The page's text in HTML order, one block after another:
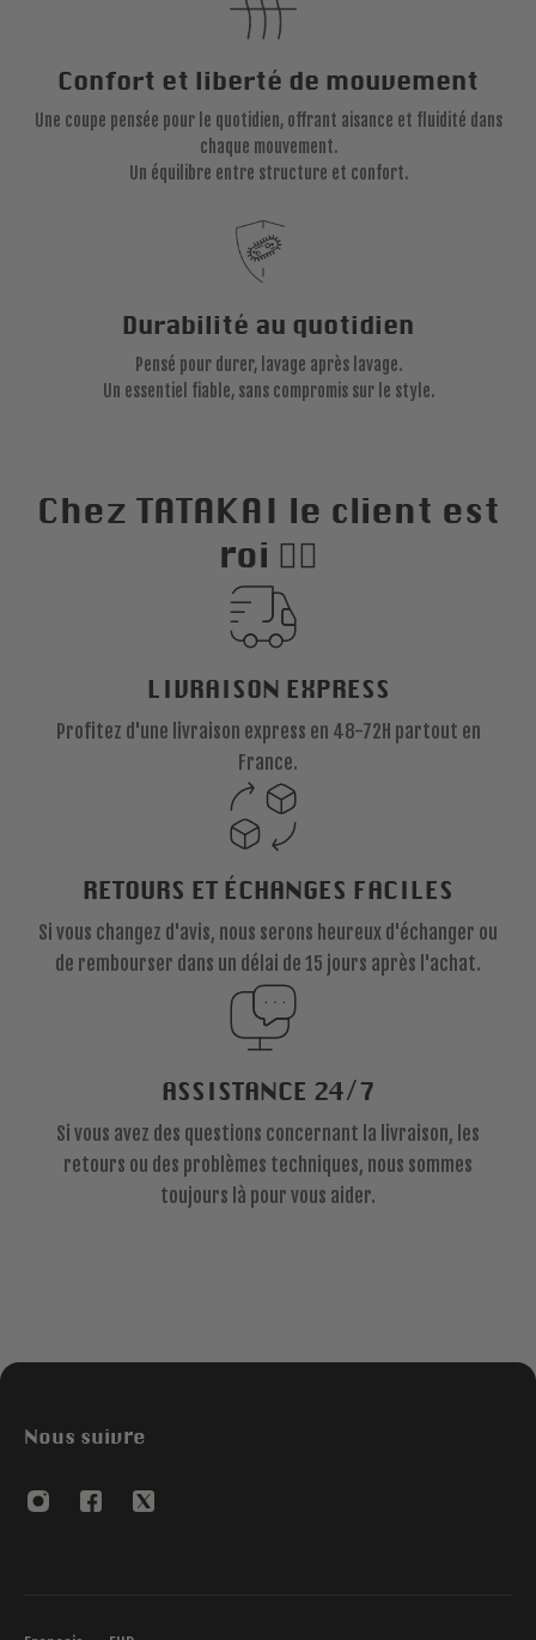
Confort et liberté de mouvement
Une coupe pensée pour le quotidien, offrant aisance et fluidité dans
chaque mouvement.
Un équilibre entre structure et confort.
Durabilité au quotidien
Pensé pour durer, lavage après lavage.
Un essentiel fiable, sans compromis sur le style.
Chez TATAKAI le client est
roi 🏴‍☠️
LIVRAISON EXPRESS
Profitez d'une livraison express en 48-72H partout en
France.
RETOURS ET ÉCHANGES FACILES
Si vous changez d'avis, nous serons heureux d'échanger ou
de rembourser dans un délai de 15 jours après l'achat.
ASSISTANCE 24/7
Si vous avez des questions concernant la livraison, les
retours ou des problèmes techniques, nous sommes
toujours là pour vous aider.
Nous suivre